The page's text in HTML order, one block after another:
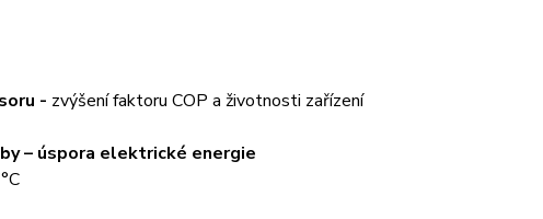
- zvýšení faktoru COP a životnosti zařízení
– úspora elektrické energie